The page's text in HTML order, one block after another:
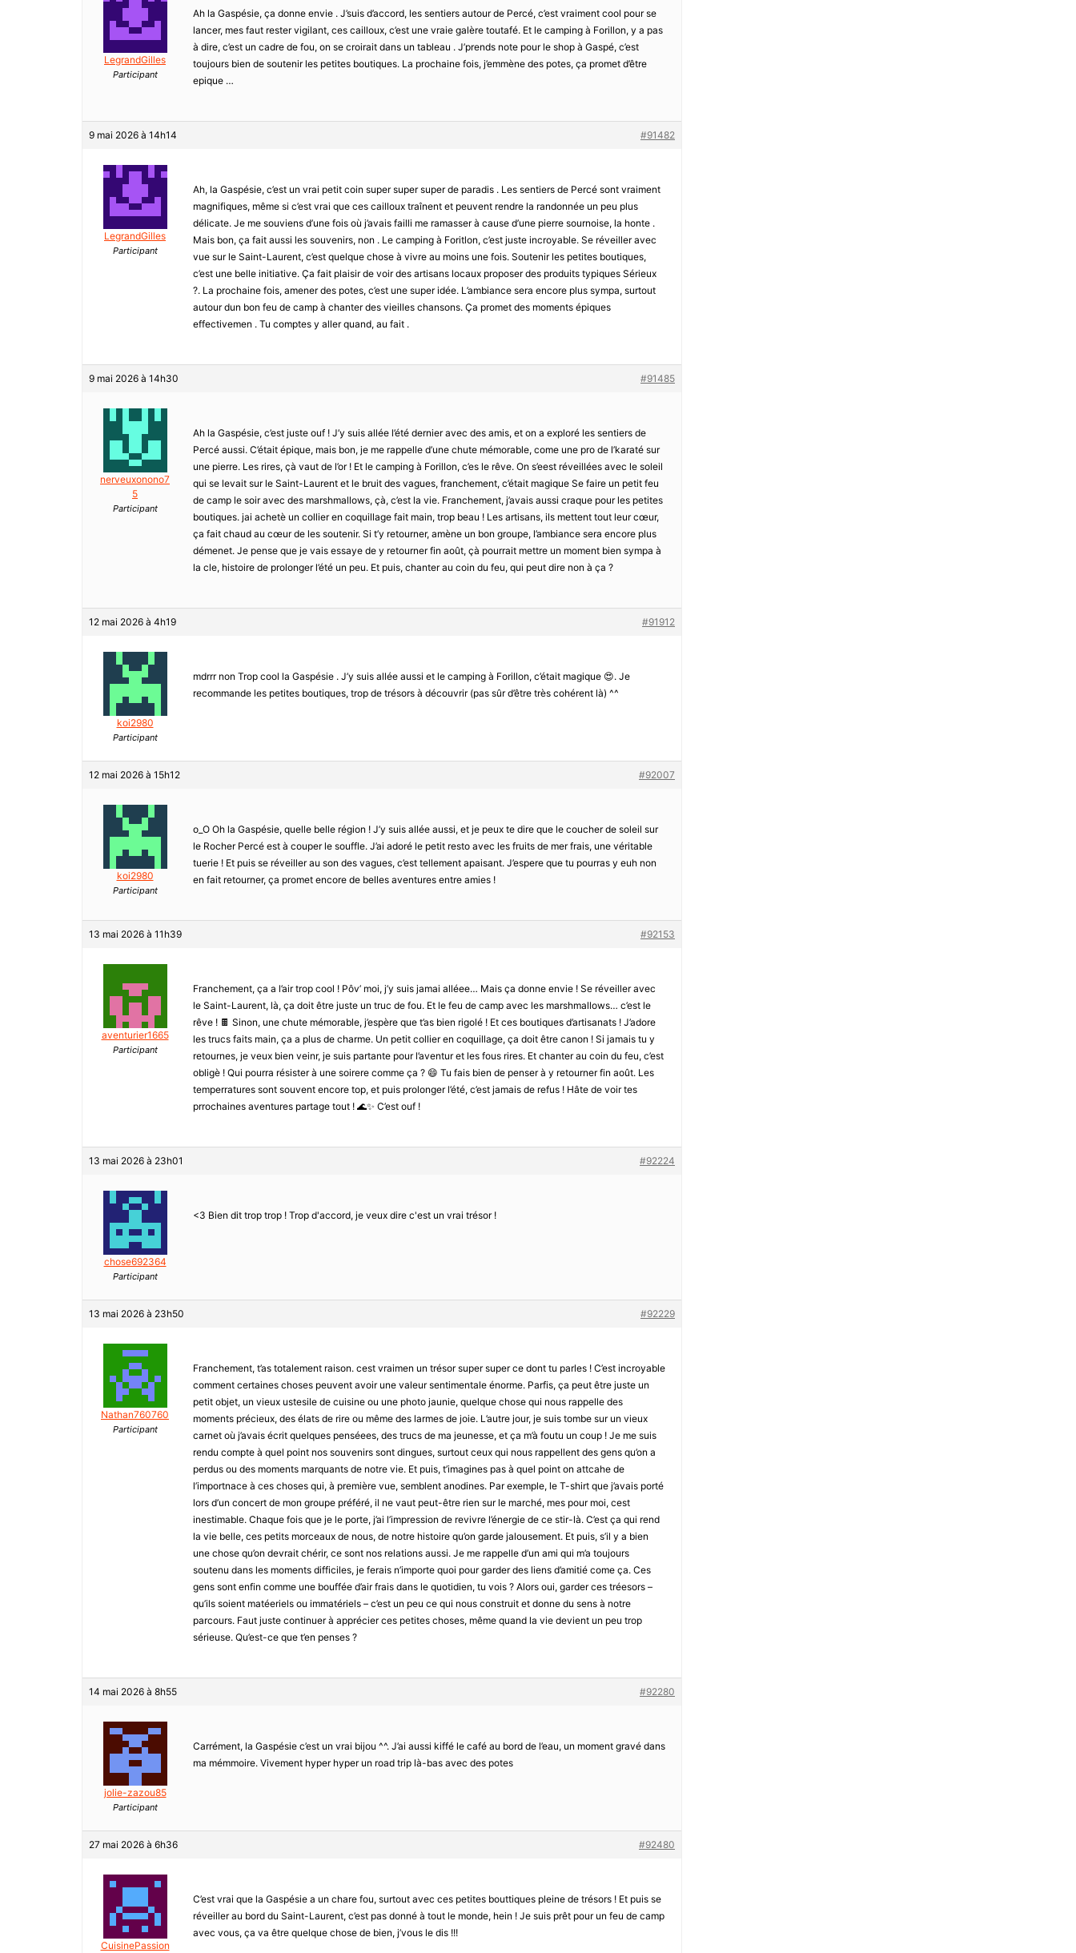
LegrandGilles
Participant
Ah la Gaspésie, ça donne envie . J’suis d’accord, les sentiers autour de Percé, c’est vraiment cool pour se
lancer, mes faut rester vigilant, ces cailloux, c’est une vraie galère toutafé. Et le camping à Forillon, y a pas
à dire, c’est un cadre de fou, on se croirait dans un tableau . J’prends note pour le shop à Gaspé, c’est
toujours bien de soutenir les petites boutiques. La prochaine fois, j’emmène des potes, ça promet d’être
epique …
9 mai 2026 à 14h14 #91482
LegrandGilles
Participant
Ah, la Gaspésie, c’est un vrai petit coin super super super de paradis . Les sentiers de Percé sont vraiment
magnifiques, même si c’est vrai que ces cailloux traînent et peuvent rendre la randonnée un peu plus
délicate. Je me souviens d’une fois où j’avais failli me ramasser à cause d’une pierre sournoise, la honte .
Mais bon, ça fait aussi les souvenirs, non . Le camping à Foritlon, c’est juste incroyable. Se réveiller avec
vue sur le Saint-Laurent, c’est quelque chose à vivre au moins une fois. Soutenir les petites boutiques,
c’est une belle initiative. Ça fait plaisir de voir des artisans locaux proposer des produits typiques Sérieux
?. La prochaine fois, amener des potes, c’est une super idée. L’ambiance sera encore plus sympa, surtout
autour dun bon feu de camp à chanter des vieilles chansons. Ça promet des moments épiques
effectivemen . Tu comptes y aller quand, au fait .
9 mai 2026 à 14h30 #91485
nerveuxonono7
5
Participant
Ah la Gaspésie, c’est juste ouf ! J’y suis allée l’été dernier avec des amis, et on a exploré les sentiers de
Percé aussi. C’était épique, mais bon, je me rappelle d’une chute mémorable, come une pro de l’karaté sur
une pierre. Les rires, çà vaut de l’or ! Et le camping à Forillon, c’es le rêve. On s’eest réveillées avec le soleil
qui se levait sur le Saint-Laurent et le bruit des vagues, franchement, c’était magique Se faire un petit feu
de camp le soir avec des marshmallows, çà, c’est la vie. Franchement, j’avais aussi craque pour les petites
boutiques. jai achetè un collier en coquillage fait main, trop beau ! Les artisans, ils mettent tout leur cœur,
ça fait chaud au cœur de les soutenir. Si t’y retourner, amène un bon groupe, l’ambiance sera encore plus
démenet. Je pense que je vais essaye de y retourner fin août, çà pourrait mettre un moment bien sympa à
la cle, histoire de prolonger l’été un peu. Et puis, chanter au coin du feu, qui peut dire non à ça ?
12 mai 2026 à 4h19 #91912
koi2980
Participant
mdrrr non Trop cool la Gaspésie . J’y suis allée aussi et le camping à Forillon, c’était magique 😍. Je
recommande les petites boutiques, trop de trésors à découvrir (pas sûr d’être très cohérent là) ^^
12 mai 2026 à 15h12 #92007
koi2980
Participant
o_O Oh la Gaspésie, quelle belle région ! J’y suis allée aussi, et je peux te dire que le coucher de soleil sur
le Rocher Percé est à couper le souffle. J’ai adoré le petit resto avec les fruits de mer frais, une véritable
tuerie ! Et puis se réveiller au son des vagues, c’est tellement apaisant. J’espere que tu pourras y euh non
en fait retourner, ça promet encore de belles aventures entre amies !
13 mai 2026 à 11h39 #92153
aventurier1665
Participant
Franchement, ça a l’air trop cool ! Pôv’ moi, j’y suis jamai alléee… Mais ça donne envie ! Se réveiller avec
le Saint-Laurent, là, ça doit être juste un truc de fou. Et le feu de camp avec les marshmallows… c’est le
rêve ! 🍫 Sinon, une chute mémorable, j’espère que t’as bien rigolé ! Et ces boutiques d’artisanats ! J’adore
les trucs faits main, ça a plus de charme. Un petit collier en coquillage, ça doit être canon ! Si jamais tu y
retournes, je veux bien veinr, je suis partante pour l’aventur et les fous rires. Et chanter au coin du feu, c’est
obligè ! Qui pourra résister à une soirere comme ça ? 😄 Tu fais bien de penser à y retourner fin août. Les
temperratures sont souvent encore top, et puis prolonger l’été, c’est jamais de refus ! Hâte de voir tes
prrochaines aventures partage tout ! 🌊✨ C’est ouf !
13 mai 2026 à 23h01 #92224
chose692364
Participant
<3 Bien dit trop trop ! Trop d'accord, je veux dire c'est un vrai trésor !
13 mai 2026 à 23h50 #92229
Nathan760760
Participant
Franchement, t’as totalement raison. cest vraimen un trésor super super ce dont tu parles ! C’est incroyable
comment certaines choses peuvent avoir une valeur sentimentale énorme. Parfis, ça peut être juste un
petit objet, un vieux ustesile de cuisine ou une photo jaunie, quelque chose qui nous rappelle des
moments précieux, des élats de rire ou même des larmes de joie. L’autre jour, je suis tombe sur un vieux
carnet où j’avais écrit quelques penséees, des trucs de ma jeunesse, et ça m’à foutu un coup ! Je me suis
rendu compte à quel point nos souvenirs sont dingues, surtout ceux qui nous rappellent des gens qu’on a
perdus ou des moments marquants de notre vie. Et puis, t’imagines pas à quel point on attcahe de
l’importnace à ces choses qui, à première vue, semblent anodines. Par exemple, le T-shirt que j’avais porté
lors d’un concert de mon groupe préféré, il ne vaut peut-être rien sur le marché, mes pour moi, cest
inestimable. Chaque fois que je le porte, j’ai l’impression de revivre l’énergie de ce stir-là. C’est ça qui rend
la vie belle, ces petits morceaux de nous, de notre histoire qu’on garde jalousement. Et puis, s’il y a bien
une chose qu’on devrait chérir, ce sont nos relations aussi. Je me rappelle d’un ami qui m’a toujours
soutenu dans les moments difficiles, je ferais n’importe quoi pour garder des liens d’amitié come ça. Ces
gens sont enfin comme une bouffée d’air frais dans le quotidien, tu vois ? Alors oui, garder ces tréesors –
qu’ils soient matéeriels ou immatériels – c’est un peu ce qui nous construit et donne du sens à notre
parcours. Faut juste continuer à apprécier ces petites choses, même quand la vie devient un peu trop
sérieuse. Qu’est-ce que t’en penses ?
14 mai 2026 à 8h55 #92280
jolie-zazou85
Participant
Carrément, la Gaspésie c’est un vrai bijou ^^. J’ai aussi kiffé le café au bord de l’eau, un moment gravé dans
ma mémmoire. Vivement hyper hyper un road trip là-bas avec des potes
27 mai 2026 à 6h36 #92480
CuisinePassion
C’est vrai que la Gaspésie a un chare fou, surtout avec ces petites bouttiques pleine de trésors ! Et puis se
réveiller au bord du Saint-Laurent, c’est pas donné à tout le monde, hein ! Je suis prêt pour un feu de camp
avec vous, ça va être quelque chose de bien, j’vous le dis !!!